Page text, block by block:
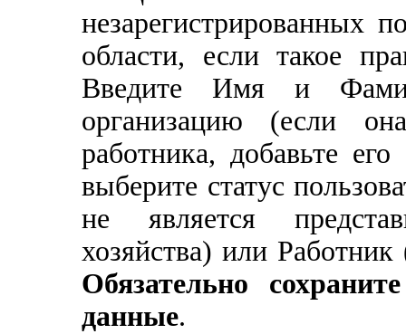
незарегистрированных
области, если такое
Введите Имя и
организацию (если
работника, добавьте
выберите статус
не является
хозяйства) или
Обязательно
данные.